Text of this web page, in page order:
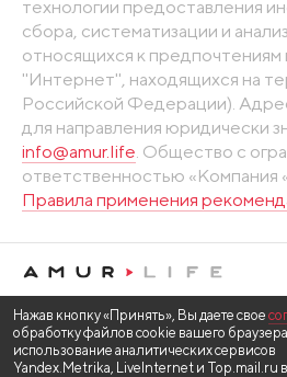
технологии предоставления
сбора, систематизации и
относящихся к предпочтениям
"Интернет", находящихся на
Российской Федерации).
для направления юридически
info@amur.life . Общество с
ответственностью «Компания
Правила применения
Нажав кнопку «Принять», Вы даете свое
обработку файлов cookie вашего
использование аналитических сервисов
Yandex.Metrika, LiveInternet и Top.mail.ru в